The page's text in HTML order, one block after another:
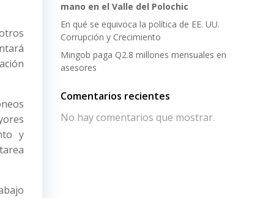
y
mano en el Valle del Polochic
En qué se equivoca la política de EE. UU.
Corrupción y Crecimiento
Mingob paga Q2.8 millones mensuales en
asesores
Comentarios recientes
No hay comentarios que mostrar.